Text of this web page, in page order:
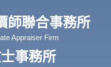
師聯合事務所
Appraiser Firm
事務所